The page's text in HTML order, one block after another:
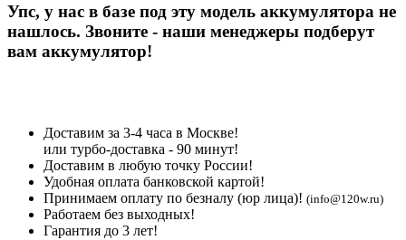
Упс, у нас в базе под эту модель аккумулятора не
нашлось. Звоните - наши менеджеры подберут
вам аккумулятор!
Доставим за 3-4 часа в Москве!
или турбо-доставка - 90 минут!
Доставим в любую точку России!
Удобная оплата банковской картой!
Принимаем оплату по безналу (юр лица)! (info@120w.ru)
Работаем без выходных!
Гарантия до 3 лет!